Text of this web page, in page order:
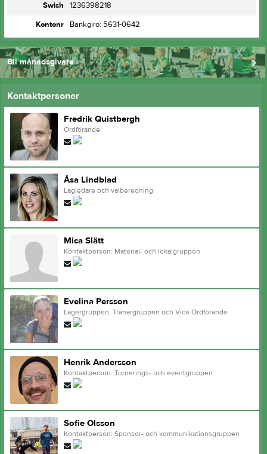
Swish
1236398218
Kontonr
Bankgiro: 5631-0642
Bli månadsgivare
Kontaktpersoner
Fredrik Quistbergh
Ordförande
Åsa Lindblad
Lagledare och valberedning
Mica Slätt
Kontaktperson: Material- och lokalgruppen
Evelina Persson
Lägergruppen, Tränargruppen och Vice Ordförande
Henrik Andersson
Kontaktperson: Turnerings- och eventgruppen
Sofie Olsson
Kontaktperson: Sponsor- och kommunikationsgruppen